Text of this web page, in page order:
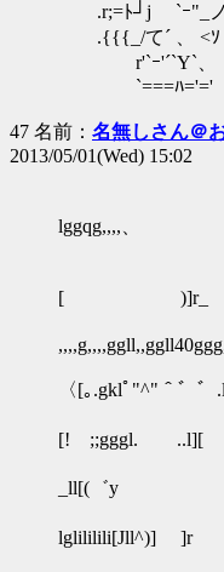
.r;=ﾄ┘j `ｰ"_ノ
.{{{_/て´ 、 <ｿ
r'`ｰ'´`Y`、
`===ﾊ='='
47 名前： 名無しさん＠
2013/05/01(Wed) 15:02
lggqg,,,,、
[ )]r_
〈[｡.gklﾟ"^"
i;i;[
[! ;;gggl. ..l][
.／「.l[
_ll[(゛y
.｡ll＾]r
lglililili[Jll^)] ]r
][! ]]!